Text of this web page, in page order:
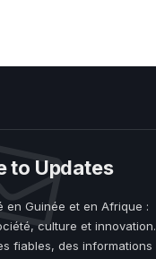
to Updates
en Guinée et en Afrique :
culture et innovation.
fiables, des informations